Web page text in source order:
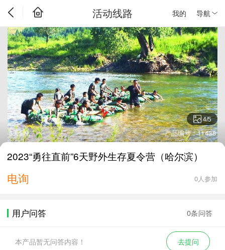
我的 导航
活动线路
4/5
6天5晚 产品编号：11438
2023“勇往直前”6天野外生存夏令营（哈尔滨）
电询 0人参加
用户问答 0条问答
本产品暂无问答内容！ 去提问